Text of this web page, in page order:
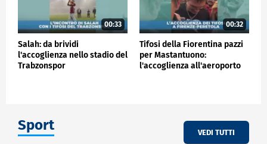
00:33
Salah: da brividi
l'accoglienza nello stadio del
Trabzonspor
00:32
Tifosi della Fiorentina pazzi
per Mastantuono:
l'accoglienza all'aeroporto
Sport VEDI TUTTI